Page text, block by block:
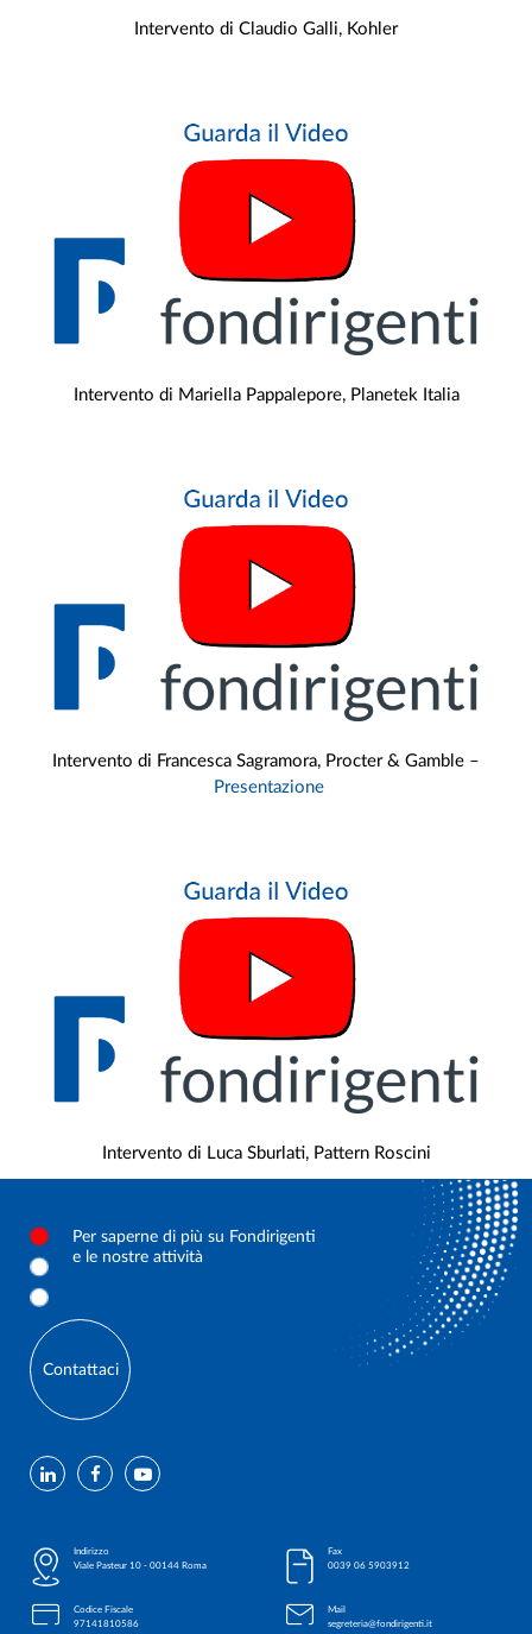
Intervento di Claudio Galli, Kohler
Intervento di Mariella Pappalepore, Planetek Italia
Intervento di Francesca Sagramora, Procter & Gamble –
Presentazione
Intervento di Luca Sburlati, Pattern Roscini
Per saperne di più su Fondirigenti
e le nostre attività
Contattaci
Indirizzo
Viale Pasteur 10 - 00144 Roma
Codice Fiscale
97141810586
Fax
0039 06 5903912
Mail
segreteria@fondirigenti.it